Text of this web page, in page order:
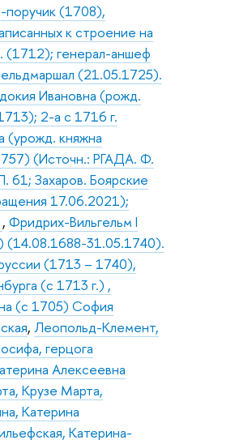
поручик (1708),
к строение на
(1712); генерал-аншеф
(21.05.1725).
Ивановна (рожд.
2-а с 1716 г.
(урожд. княжна
(Источн.: РГАДА. Ф.
Захаров. Боярские
17.06.2021);
, Фридрих-Вильгельм I
(14.08.1688-31.05.1740).
(1713 – 1740),
(с 1713 г.) ,
(с 1705) София
, Леопольд-Клемент,
герцога
Алексеевна
Крузе Марта,
Катерина
Катерина-